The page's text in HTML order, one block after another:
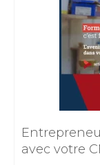
avec votre